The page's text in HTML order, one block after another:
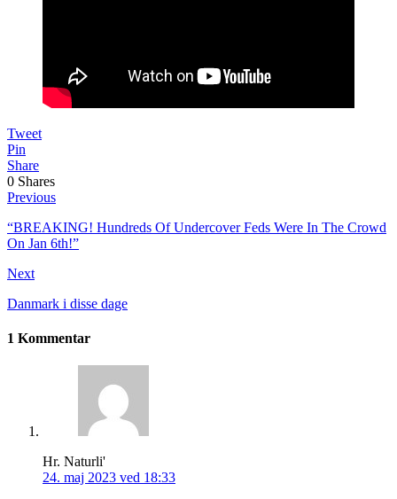
Tweet
Pin
Share
0 Shares
Previous
“BREAKING! Hundreds Of Undercover Feds Were In The Crowd
On Jan 6th!”
Next
Danmark i disse dage
1 Kommentar
Hr. Naturli'
24. maj 2023 ved 18:33